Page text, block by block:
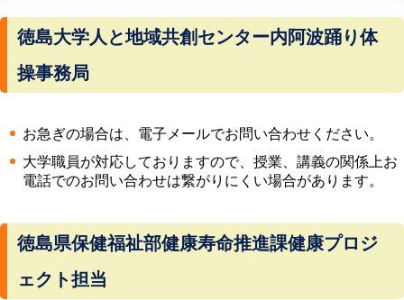
徳島大学人と地域共創センター内阿波踊り体
操事務局
お急ぎの場合は、電子メールでお問い合わせください。
大学職員が対応しておりますので、授業、講義の関係上お
電話でのお問い合わせは繋がりにくい場合があります。
徳島県保健福祉部健康寿命推進課健康プロジ
ェクト担当